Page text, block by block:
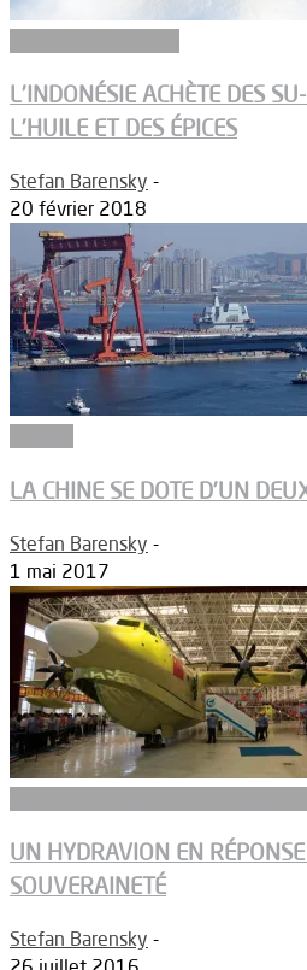
L’INDONÉSIE ACHÈTE DES
L’HUILE ET DES ÉPICES
Stefan Barensky -
20 février 2018
LA CHINE SE DOTE D’UN
Stefan Barensky -
1 mai 2017
UN HYDRAVION EN
SOUVERAINETÉ
Stefan Barensky -